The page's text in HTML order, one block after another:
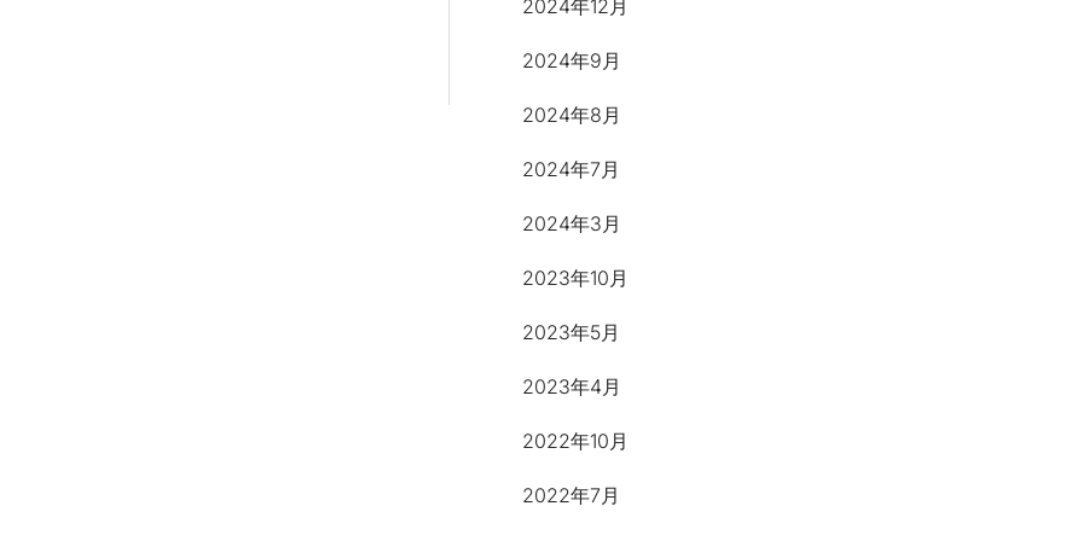
2024年12月
2024年9月
2024年8月
2024年7月
2024年3月
2023年10月
2023年5月
2023年4月
2022年10月
2022年7月